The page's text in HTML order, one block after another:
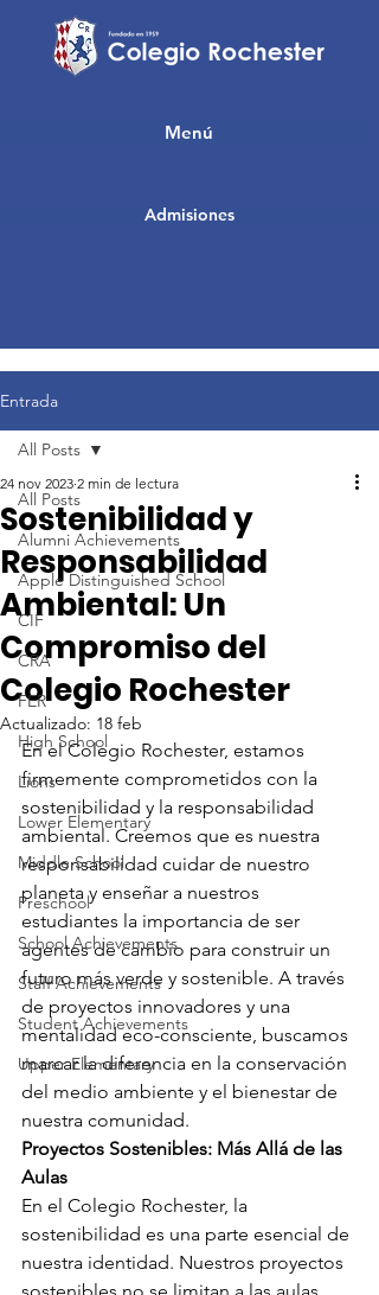
Admisiones
Menú
Entrada
All Posts
Alumni Achievements
Apple Distinguished School
CIF
CRA
FER
High School
Lions
Lower Elementary
Middle School
Preschool
School Achievements
Staff Achievements
Student Achievements
Upper Elementary
All Posts
Sostenibilidad y
Responsabilidad
Ambiental: Un
Compromiso del
Colegio Rochester
24 nov 2023 2 min de lectura
Actualizado: 18 feb
En el Colegio Rochester, estamos
firmemente comprometidos con la
sostenibilidad y la responsabilidad
ambiental. Creemos que es nuestra
responsabilidad cuidar de nuestro
planeta y enseñar a nuestros
estudiantes la importancia de ser
agentes de cambio para construir un
futuro más verde y sostenible. A través
de proyectos innovadores y una
mentalidad eco-consciente, buscamos
marcar la diferencia en la conservación
del medio ambiente y el bienestar de
nuestra comunidad.
Proyectos Sostenibles: Más Allá de las
Aulas
En el Colegio Rochester, la
sostenibilidad es una parte esencial de
nuestra identidad. Nuestros proyectos